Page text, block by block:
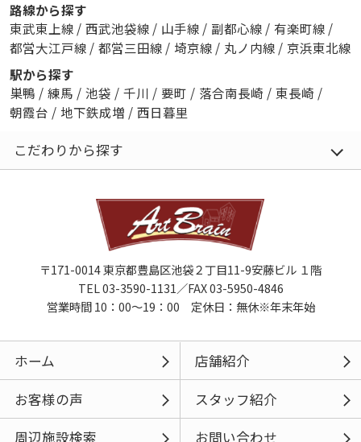
路線から探す
東武東上線 / 西武池袋線 / 山手線 / 副都心線 / 有楽町線 /
都営大江戸線 / 都営三田線 / 埼京線 / 丸ノ内線 / 京浜東北線
駅から探す
巣鴨 / 練馬 / 池袋 / 千川 / 要町 / 落合南長崎 / 東長崎 /
朝霞台 / 地下鉄成増 / 西日暮里
こだわりから探す
〒171-0014 東京都豊島区池袋２丁目11-9安藤ビル １階
TEL 03-3590-1131／FAX 03-5950-4846
営業時間 10：00～19：00 定休日：無休※年末年始
ホーム
店舗紹介
お客様の声
スタッフ紹介
周辺施設検索
お問い合わせ